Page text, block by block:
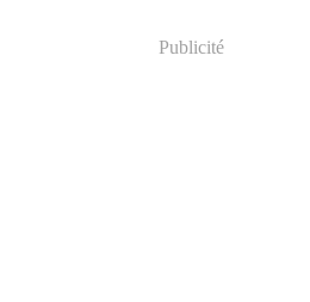
Publicité